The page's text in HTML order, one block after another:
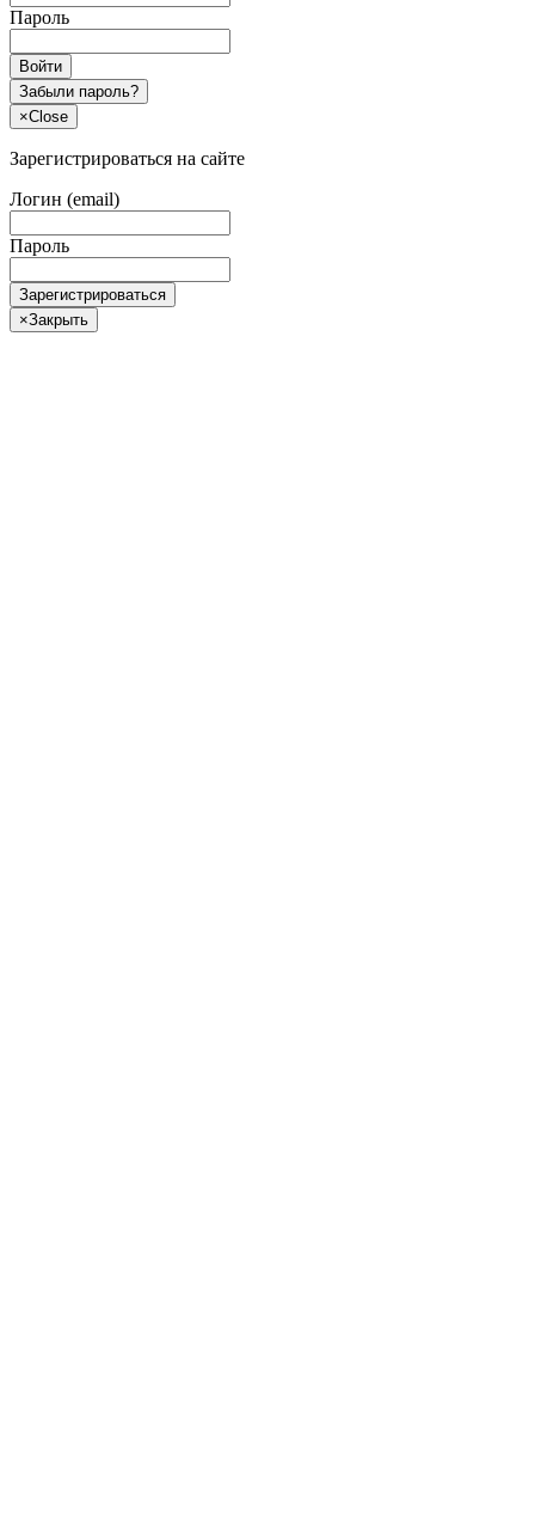
Пароль
Войти
Забыли пароль?
×Close
Зарегистрироваться на сайте
Логин (email)
Пароль
Зарегистрироваться
×Закрыть